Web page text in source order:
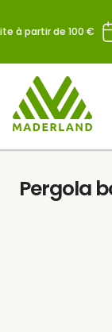
toà partir de 100 €
Pergola